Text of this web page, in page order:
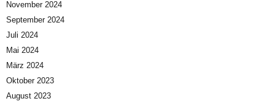
November 2024
September 2024
Juli 2024
Mai 2024
März 2024
Oktober 2023
August 2023